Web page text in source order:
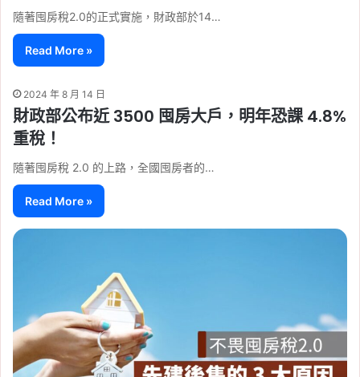
隨著囤房稅2.0的正式實施，財政部於14…
Read More »
2024 年 8 月 14 日
財政部公布近 3500 囤房大戶，明年恐課 4.8%
重稅！
隨著囤房稅 2.0 的上路，全國囤房者的…
Read More »